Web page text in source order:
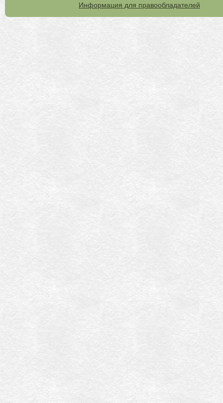
Информация для правообладателей